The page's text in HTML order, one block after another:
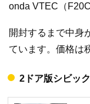
onda VTEC（
開封するまで中身
ています。価格は
2ドア版シビッ